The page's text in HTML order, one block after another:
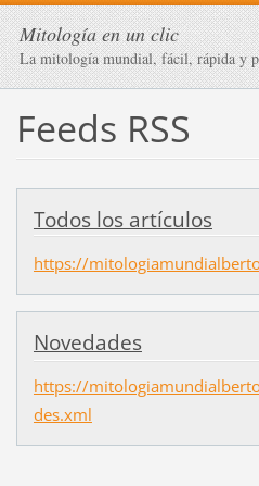
Mitología en un clic
La mitología mundial, fácil, rápida y
Feeds RSS
Todos los artículos
https://
Novedades
https://
des.xml